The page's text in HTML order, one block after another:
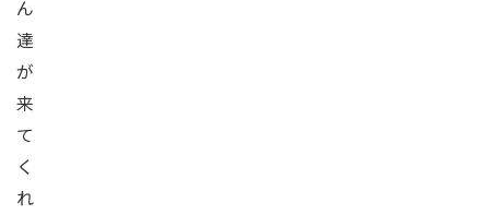
ん
達
が
来
て
く
れ